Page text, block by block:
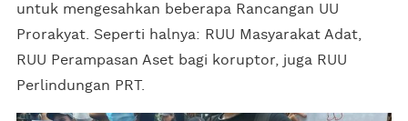
untuk mengesahkan beberapa Rancangan UU
Prorakyat. Seperti halnya: RUU Masyarakat Adat,
RUU Perampasan Aset bagi koruptor, juga RUU
Perlindungan PRT.